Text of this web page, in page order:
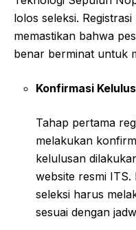
lolos seleksi.
memastikan bahwa
benar berminat untuk
Konfirmasi
Tahap pertama
melakukan
kelulusan
website resmi
seleksi harus
sesuai dengan